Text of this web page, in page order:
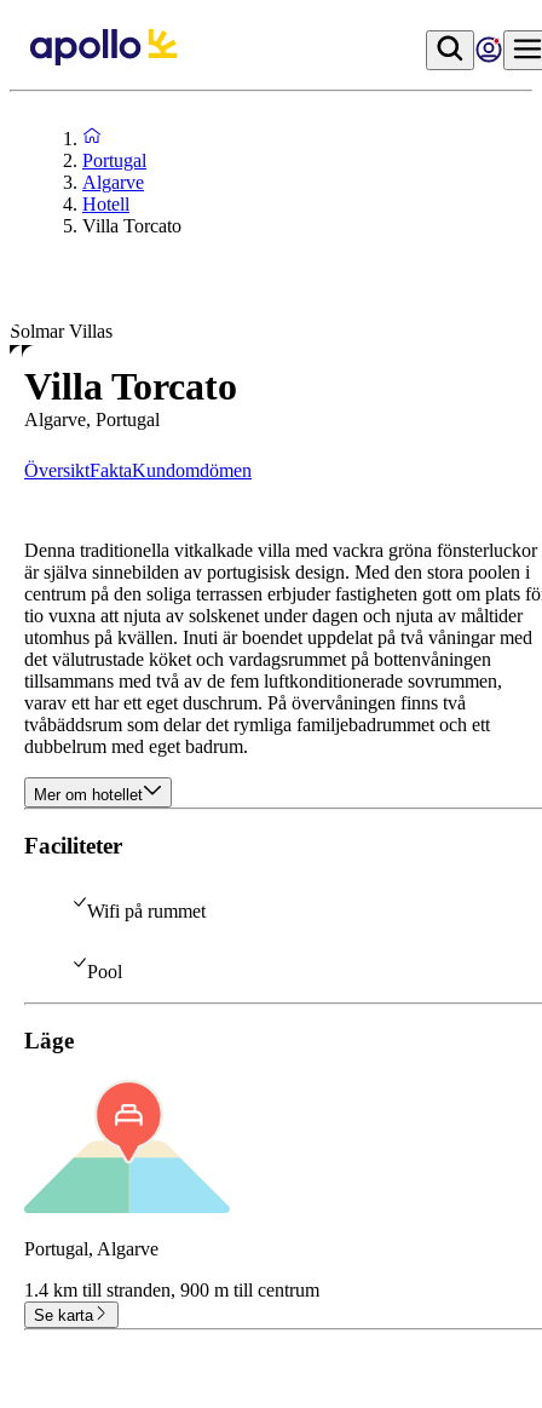
Portugal
Algarve
Hotell
Villa Torcato
Solmar Villas
Villa Torcato
Algarve, Portugal
ÖversiktFaktaKundomdömen
Denna traditionella vitkalkade villa med vackra gröna fönsterluckor
är själva sinnebilden av portugisisk design. Med den stora poolen i
centrum på den soliga terrassen erbjuder fastigheten gott om plats
tio vuxna att njuta av solskenet under dagen och njuta av måltider
utomhus på kvällen. Inuti är boendet uppdelat på två våningar med
det välutrustade köket och vardagsrummet på bottenvåningen
tillsammans med två av de fem luftkonditionerade sovrummen,
varav ett har ett eget duschrum. På övervåningen finns två
tvåbäddsrum som delar det rymliga familjebadrummet och ett
dubbelrum med eget badrum.
Mer om hotellet
Faciliteter
Wifi på rummet
Pool
Läge
Portugal, Algarve
1.4 km till stranden, 900 m till centrum
Se karta